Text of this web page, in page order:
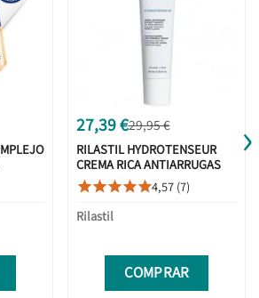
50ML
27,39 €29,95 €
RILASTIL HYDROTENSEUR
CREMA RICA ANTIARRUGAS
40ML
4,57 (7)
Rilastil
COMPRAR
›